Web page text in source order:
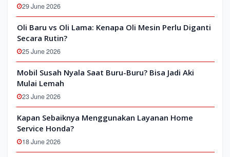
29 June 2026
Oli Baru vs Oli Lama: Kenapa Oli Mesin Perlu Diganti
Secara Rutin?
25 June 2026
Mobil Susah Nyala Saat Buru-Buru? Bisa Jadi Aki
Mulai Lemah
23 June 2026
Kapan Sebaiknya Menggunakan Layanan Home
Service Honda?
18 June 2026